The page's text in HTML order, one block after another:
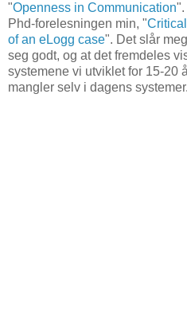
"Openness in Communication".
Phd-forelesningen min, "
of an eLogg case". Det slår
seg godt, og at det fremdeles
systemene vi utviklet for 15-20
mangler selv i dagens systemer.